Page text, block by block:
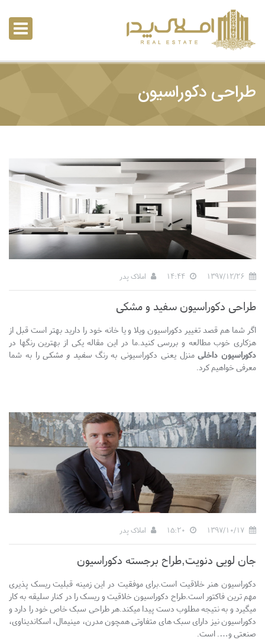
طراحی دکوراسیون
املاک پدر
طراحی دکوراسیون سفید و مشکی
اگر شما هم قصد تغییر دکوراسیون ویلا و یا خانه خود را دارید بهتر است قبل از
هزکاری خوب مطالعه و بررسی کنید.ما در این مقاله یکی از بهترین رنگها در
دکوراسیون داخلیمنزل یعنی دکوراسیونی به رنگسفید و مشکی را به شما
معرفی خواهیم کرد.
املاک پدر
جان لویی دنویت,طراح برجسته دکوراسیون
دکوراسیون هنر خلاقیت است.برای موفقیت در این زمینه قبلیت ریسک پذیری
مهم ترین فاکتور است.طراح دکوراسیون خلاقیت و ریسک را در کنار سلیقه به کار
میگیرد و به نتیجه مطلوب دست پیدا میکند.هر طراحی سبک خاص خود را دارد و
دکوراسیون نیز دارای سبک های متفاوتی همچون مدرن، مینیمال، اسکاندیناوی،
صنعتی و…. است.